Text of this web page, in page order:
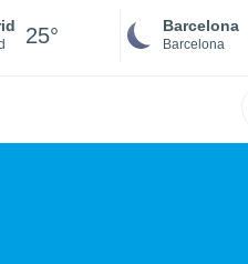
25° Barcelona
Barcelona